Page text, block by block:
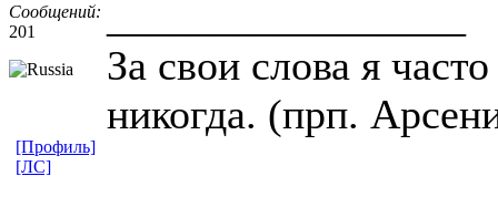
Сообщений:
201
За свои слова я
никогда. (прп.
[Профиль]
[ЛС]